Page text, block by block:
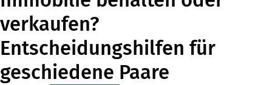
verkaufen?
Entscheidungshilfen für
geschiedene Paare